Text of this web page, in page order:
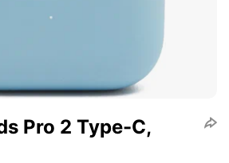
Pro 2 Type-C,